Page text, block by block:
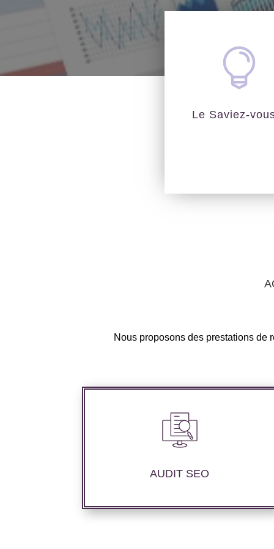

Le Saviez-
Nous proposons des prestations de
AUDIT SEO
Nous réalisons un audit de votre site
web à travers les mots clés pertinents,
souhaité.